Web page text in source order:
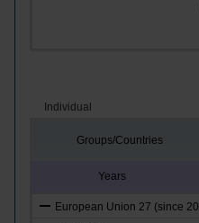
Individual
Groups/Countries
Years
European Union 27 (since